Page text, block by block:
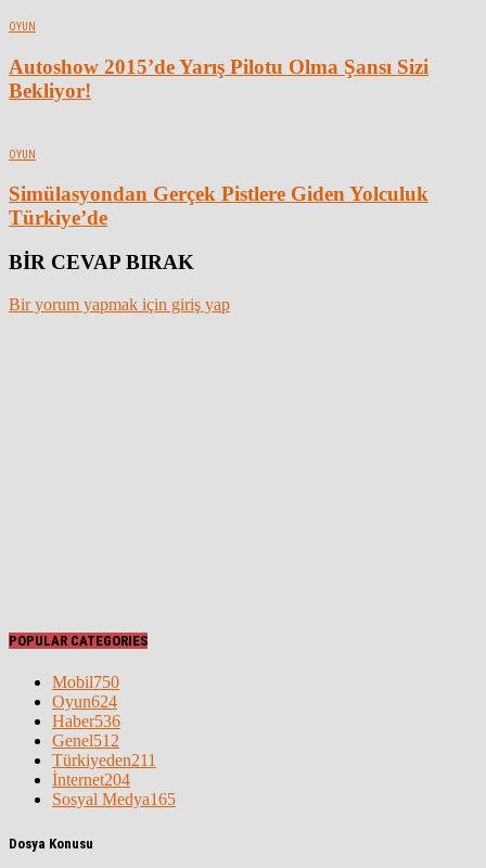
OYUN
Autoshow 2015’de Yarış Pilotu Olma Şansı Sizi
Bekliyor!
OYUN
Simülasyondan Gerçek Pistlere Giden Yolculuk
Türkiye’de
BİR CEVAP BIRAK
Bir yorum yapmak için giriş yap
POPULAR CATEGORIES
Mobil750
Oyun624
Haber536
Genel512
Türkiyeden211
İnternet204
Sosyal Medya165
Dosya Konusu